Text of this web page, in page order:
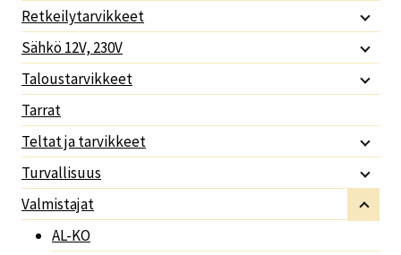
Retkeilytarvikkeet
Sähkö 12V, 230V
Taloustarvikkeet
Tarrat
Teltat ja tarvikkeet
Turvallisuus
Valmistajat
AL-KO